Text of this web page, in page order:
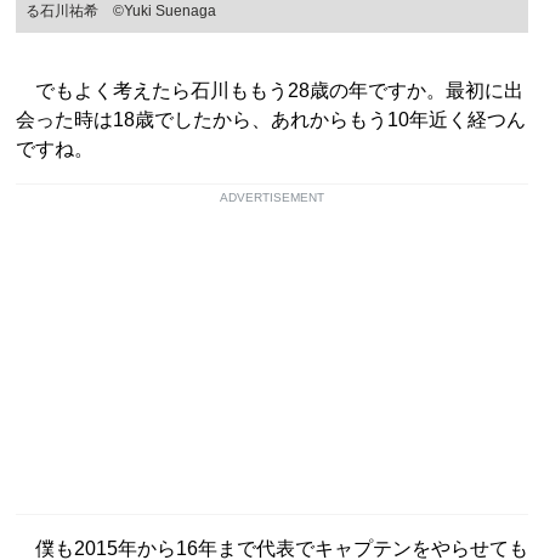
る石川祐希 ©Yuki Suenaga
でもよく考えたら石川ももう28歳の年ですか。最初に出
会った時は18歳でしたから、あれからもう10年近く経つん
ですね。
ADVERTISEMENT
僕も2015年から16年まで代表でキャプテンをやらせても